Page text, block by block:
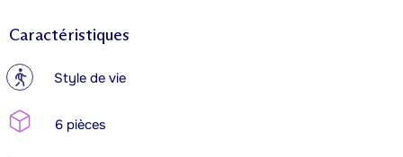
Caractéristiques
? Style de vie
6 pièces